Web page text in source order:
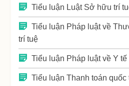
Tiểu luận Luật Sở hữu trí
Tiểu luận Pháp luật về
trí tuệ
Tiểu luận Pháp luật về Y tế
Tiểu luận Thanh toán quốc